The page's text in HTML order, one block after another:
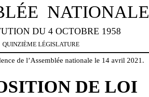
NATIONALE
DU 4 OCTOBRE 1958
QUINZIÈME LÉGISLATURE
de l’Assemblée nationale le 14 avril 2021.
DE LOI